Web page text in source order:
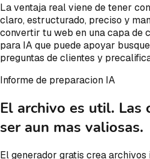
La ventaja real viene de tener
claro, estructurado, preciso y
convertir tu web en una capa de
para IA que puede apoyar
preguntas de clientes y
Informe de preparacion IA
El archivo es util. Las
ser aun mas valiosas.
El generador gratis crea